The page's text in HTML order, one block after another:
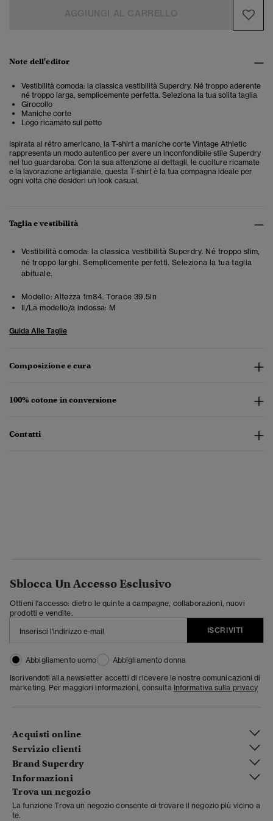
Note dell'editor
Vestibilità comoda: la classica vestibilità Superdry. Né troppo aderente
né troppo larga, semplicemente perfetta. Seleziona la tua solita taglia
Girocollo
Maniche corte
Logo ricamato sul petto
Ispirata al rétro americano, la T-shirt a maniche corte Vintage Athletic
rappresenta un modo autentico per avere un inconfondibile stile Superdry
nel tuo guardaroba. Con la sua attenzione ai dettagli, le cuciture ricamate
e la lavorazione artigianale, questa T-shirt è la tua compagna ideale per
ogni volta che desideri un look casual.
Taglia e vestibilità
Vestibilità comoda: la classica vestibilità Superdry. Né troppo slim,
né troppo larghi. Semplicemente perfetti. Seleziona la tua taglia
abituale.
Modello: Altezza 1m84. Torace 39.5in
Il/La modello/a indossa: M
Guida Alle Taglie
Composizione e cura
100% cotone in conversione
Contatti
Sblocca Un Accesso Esclusivo
Ottieni l'accesso: dietro le quinte a campagne, collaborazioni, nuovi
prodotti e vendite.
ISCRIVITI
Abbigliamento uomo
Abbigliamento donna
Iscrivendoti alla newsletter accetti di ricevere le nostre comunicazioni di
marketing. Per maggiori informazioni, consulta Informativa sulla privacy
Acquisti online
Servizio clienti
Brand Superdry
Informazioni
Trova un negozio
La funzione Trova un negozio consente di trovare il negozio più vicino a
te.